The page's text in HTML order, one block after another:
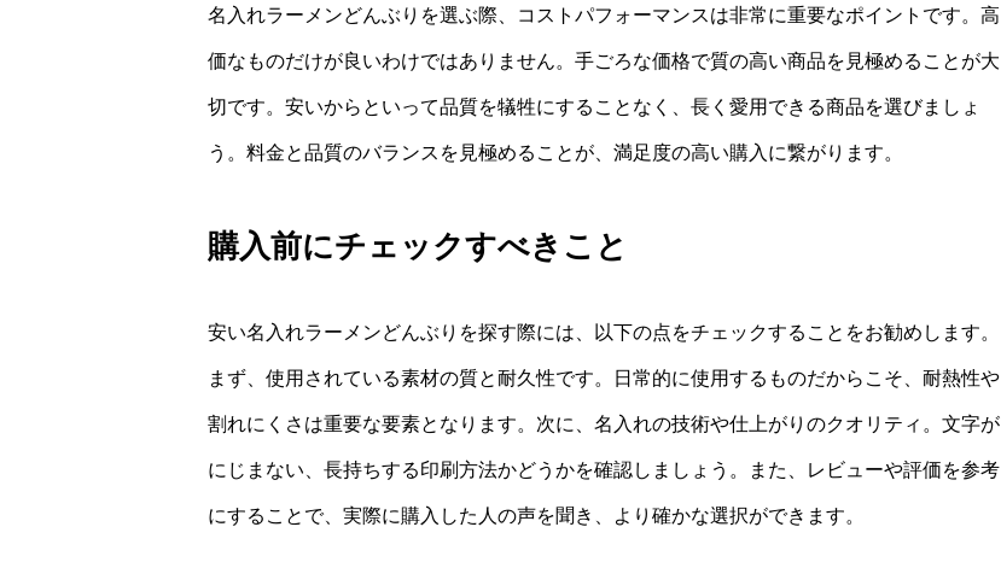
名入れラーメンどんぶりを選ぶ際、コストパフォーマンスは非常に重要なポイントです。高
価なものだけが良いわけではありません。手ごろな価格で質の高い商品を見極めることが大
切です。安いからといって品質を犠牲にすることなく、長く愛用できる商品を選びましょ
う。料金と品質のバランスを見極めることが、満足度の高い購入に繋がります。
購入前にチェックすべきこと
安い名入れラーメンどんぶりを探す際には、以下の点をチェックすることをお勧めします。
まず、使用されている素材の質と耐久性です。日常的に使用するものだからこそ、耐熱性や
割れにくさは重要な要素となります。次に、名入れの技術や仕上がりのクオリティ。文字が
にじまない、長持ちする印刷方法かどうかを確認しましょう。また、レビューや評価を参考
にすることで、実際に購入した人の声を聞き、より確かな選択ができます。